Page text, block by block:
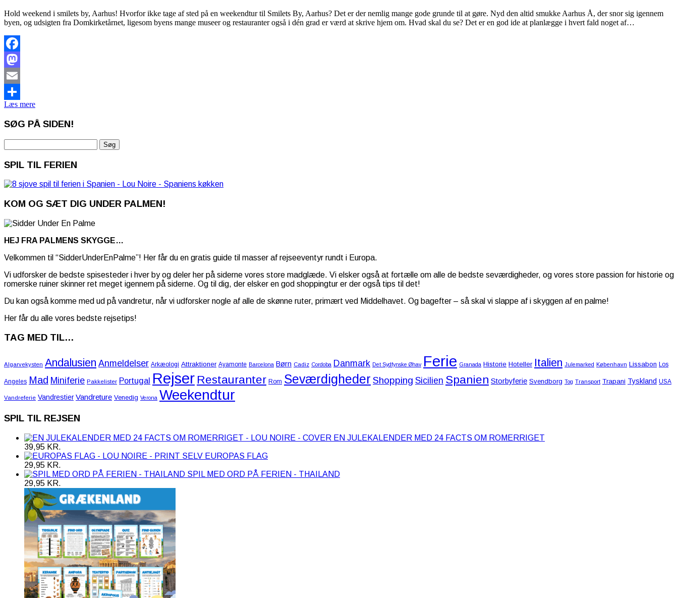
Hold weekend i smilets by, Aarhus! Hvorfor ikke tage af sted på en weekendtur til Smilets By, Aarhus? Det er der nemlig mange gode grunde til at gøre. Nyd den altid smukke Aarhus Å, der snor sig igennem
byen, og udsigten fra Domkirketårnet, ligesom byens mange museer og restauranter også i dén grad er værd at skrive hjem om. Hvad skal du se? Det er en god ide at planlægge i hvert fald noget af…
Facebook
Mastodon
Email
Share
Læs mere
SØG PÅ SIDEN!
efter:
SPIL TIL FERIEN
KOM OG SÆT DIG UNDER PALMEN!
HEJ FRA PALMENS SKYGGE…
Velkommen til “SidderUnderEnPalme”! Her får du en gratis guide til masser af rejseeventyr rundt i Europa.
Vi udforsker de bedste spisesteder i hver by og deler her på siderne vores store madglæde. Vi elsker også at fortælle om alle de bedste seværdigheder, og vores store passion for historie og
romerske ruiner skinner ret meget igennem på siderne. Og til dig, der elsker en god shoppingtur er der også tips til det!
Du kan også komme med ud på vandretur, når vi udforsker nogle af alle de skønne ruter, primært ved Middelhavet. Og bagefter – så skal vi slappe af i skyggen af en palme!
Her får du alle vores bedste rejsetips!
TAG MED TIL…
Algarvekysten Andalusien Anmeldelser Arkæologi Attraktioner Ayamonte Barcelona Børn Cadiz Cordoba Danmark Det Sydfynske Øhav Ferie Granada Historie Hoteller Italien Julemarked København Lissabon Los
Angeles Mad Miniferie Pakkelister Portugal Rejser Restauranter Rom Seværdigheder Shopping Sicilien Spanien Storbyferie Svendborg Tog Transport Trapani Tyskland USA
Vandreferie Vandrestier Vandreture Venedig Verona Weekendtur
SPIL TIL REJSEN
EN JULEKALENDER MED 24 FACTS OM ROMERRIGET
39,95 KR.
EUROPAS FLAG
29,95 KR.
SPIL MED ORD PÅ FERIEN - THAILAND
29,95 KR.